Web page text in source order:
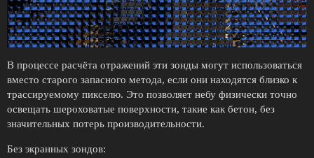
В процессе расчёта отражений эти зонды могут использоваться
вместо старого запасного метода, если они находятся близко к
трассируемому пикселю. Это позволяет небу физически точно
освещать шероховатые поверхности, такие как бетон, без
значительных потерь производительности.
Без экранных зондов: